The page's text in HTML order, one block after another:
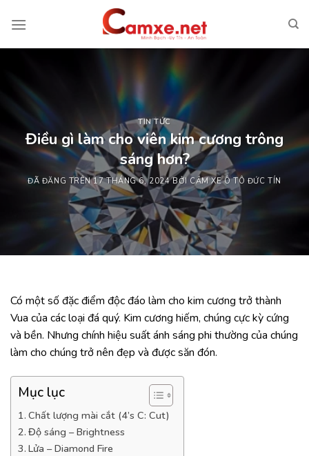
đến
TIN TỨC
Điều gì làm cho viên kim cương trông
sáng hơn?
ĐÃ ĐĂNG TRÊN17 THÁNG 6, 2024 BỞI CẦM XE Ô TÔ ĐỨC TÍN
Có một số đặc điểm độc đáo làm cho kim cương trở thành
Vua của các loại đá quý. Kim cương hiếm, chúng cực kỳ cứng
và bền. Nhưng chính hiệu suất ánh sáng phi thường của chúng
làm cho chúng trở nên đẹp và được săn đón.
Mục lục
Chất lượng mài cắt (4’s C: Cut)
Độ sáng – Brightness
Lửa – Diamond Fire